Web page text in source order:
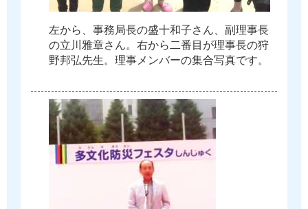
左から 事務局長の盛十和子さ ん 副 理事長
の立 川 雅章さ ん。 右から 二番 目 が理事長の狩
野邦弘先生。 理事 メ ンバーの集合写真です。